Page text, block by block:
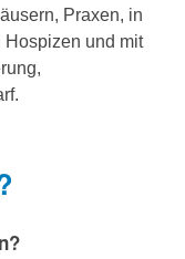
Praxen, in
Hospizen und mit